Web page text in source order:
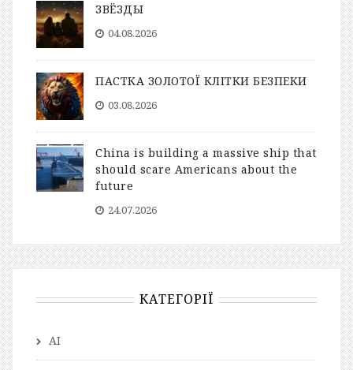
ЗВЁЗДЫ
04.08.2026
ПАСТКА ЗОЛОТОЇ КЛІТКИ БЕЗПЕКИ
03.08.2026
China is building a massive ship that
should scare Americans about the
future
24.07.2026
КАТЕГОРІЇ
AI